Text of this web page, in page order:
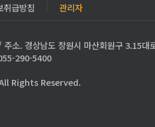
취급방침 관리자
소. 경상남도 창원시 마산회원구 3.15대
290-5400
Rights Reserved.